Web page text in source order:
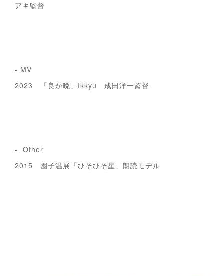
アキ監督
- MV
2023 「良か晩」Ikkyu 成田洋一監督
- Other
2015 園子温展「ひそひそ星」朗読モデル